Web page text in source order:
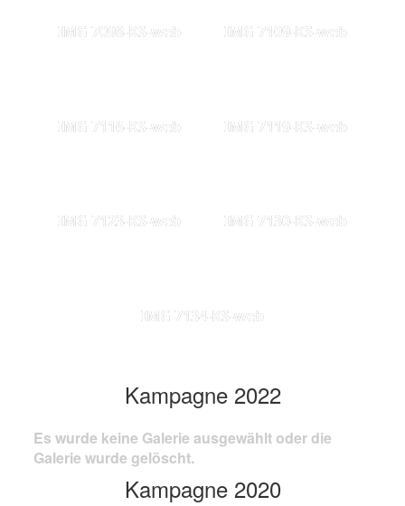
IMG 7098-KS-web IMG 7109-KS-web
IMG 7116-KS-web IMG 7119-KS-web
IMG 7123-KS-web IMG 7130-KS-web
IMG 7134-KS-web
Kampagne 2022
Es wurde keine Galerie ausgewählt oder die
Galerie wurde gelöscht.
Kampagne 2020